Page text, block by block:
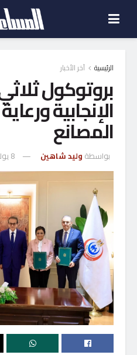
الرئيسية آخر الأخبار
بروتوكول
الإنجابية
المصانع
بواسطة وليد شاهين 8 يوليو، 2026